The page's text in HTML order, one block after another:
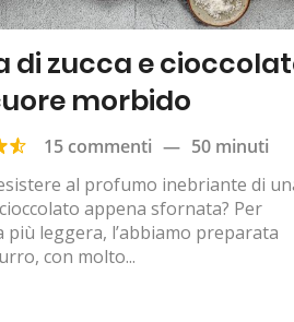
di zucca e
morbido
15 commenti — 50 minuti
al profumo inebriante di
appena sfornata? Per
più leggera, l’abbiamo preparata
con molto...